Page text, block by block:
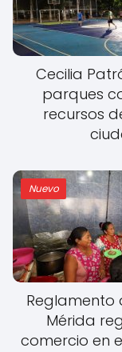
Cecilia
parques
recursos
Nuevo
Reglamento
Mérida
comercio en